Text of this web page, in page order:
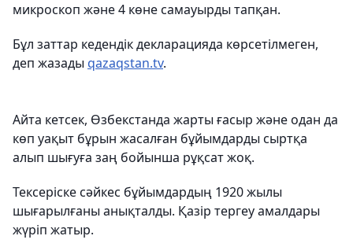
микроскоп және 4 көне самауырды тапқан.
Бұл заттар кедендік декларацияда көрсетілмеген,
деп жазады qazaqstan.tv.
Айта кетсек, Өзбекстанда жарты ғасыр және одан да
көп уақыт бұрын жасалған бұйымдарды сыртқа
алып шығуға заң бойынша рұқсат жоқ.
Тексеріске сәйкес бұйымдардың 1920 жылы
шығарылғаны анықталды. Қазір тергеу амалдары
жүріп жатыр.